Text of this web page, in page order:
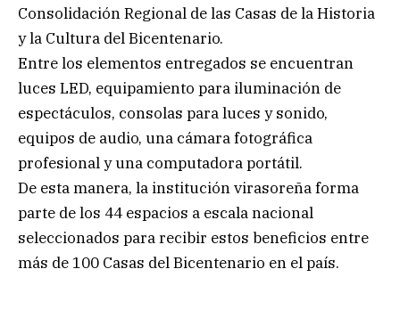
Consolidación Regional de las Casas de la Historia
y la Cultura del Bicentenario.
Entre los elementos entregados se encuentran
luces LED, equipamiento para iluminación de
espectáculos, consolas para luces y sonido,
equipos de audio, una cámara fotográfica
profesional y una computadora portátil.
De esta manera, la institución virasoreña forma
parte de los 44 espacios a escala nacional
seleccionados para recibir estos beneficios entre
más de 100 Casas del Bicentenario en el país.